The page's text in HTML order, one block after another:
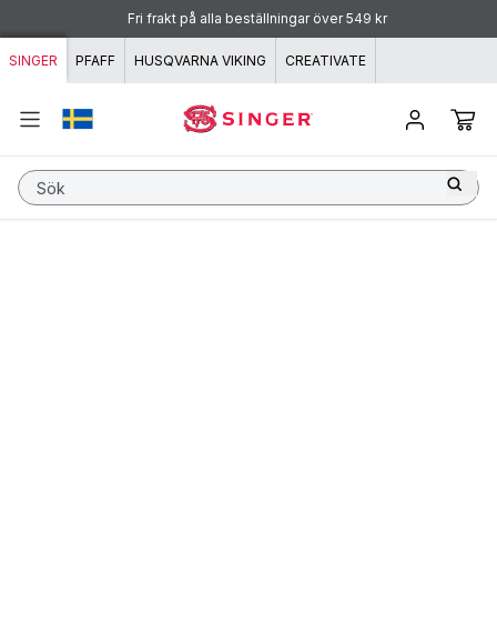
Hoppa till innehåll
Fri frakt på alla beställningar över 549 kr
SINGER PFAFF HUSQVARNA VIKING CREATIVATE
Sök